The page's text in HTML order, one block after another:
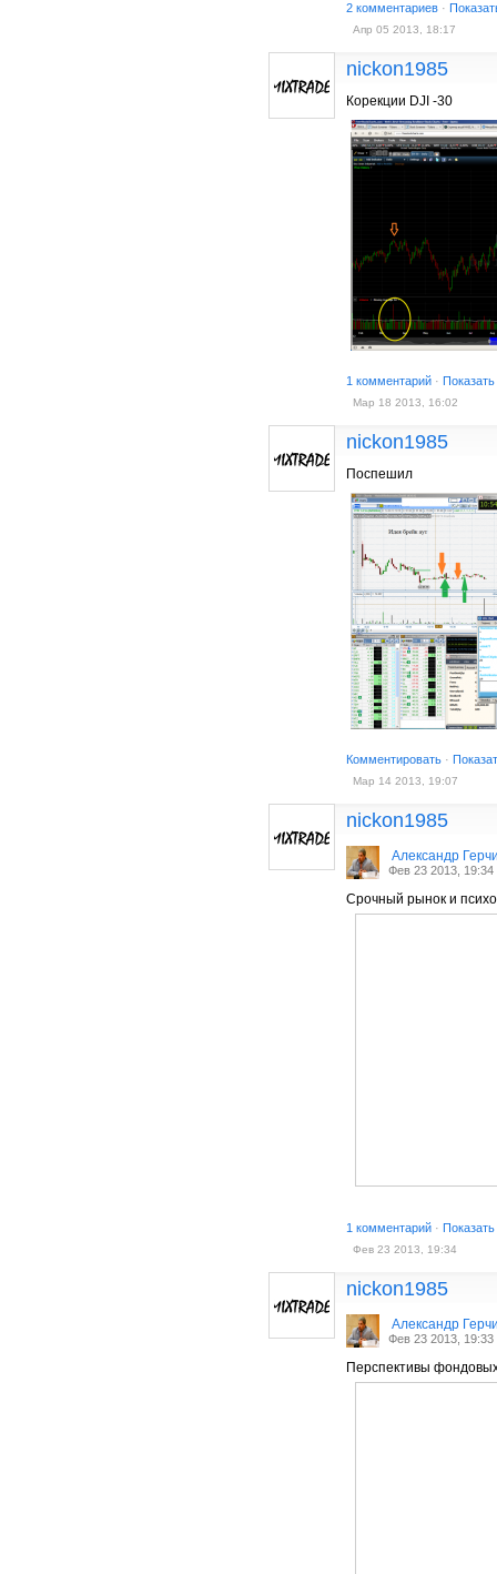
2 комментариев ·
Апр 05 2013, 18:17
nickon1985
Корекции DJI -30
1 комментарий ·
Мар 18 2013, 16:02
nickon1985
Поспешил
Комментировать ·
Мар 14 2013, 19:07
nickon1985
Александр
Фев 23 2013, 19:34
Срочный рынок и
1 комментарий ·
Фев 23 2013, 19:34
nickon1985
Александр
Фев 23 2013, 19:33
Перспективы